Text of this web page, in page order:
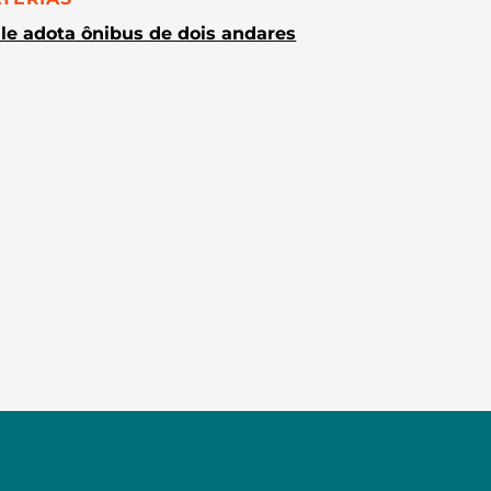
adota ônibus de dois andares